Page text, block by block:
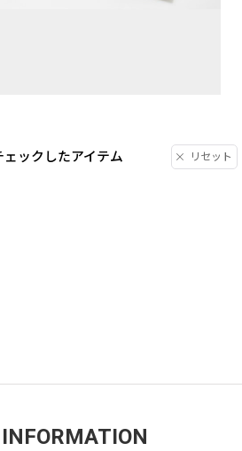
ェックしたアイテム リセット